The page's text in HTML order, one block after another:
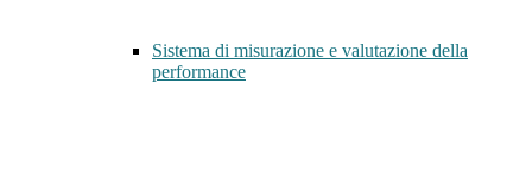
Sistema di misurazione e valutazione della
performance